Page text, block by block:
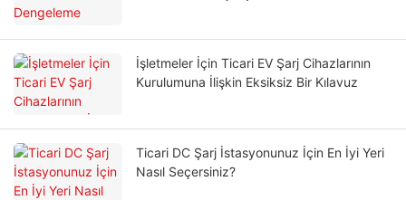
İşletmeler İçin Ticari EV Şarj Cihazlarının
Kurulumuna İlişkin Eksiksiz Bir Kılavuz
Ticari DC Şarj İstasyonunuz İçin En İyi Yeri
Nasıl Seçersiniz?